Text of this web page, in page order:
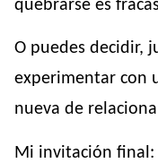
quebrarse es
O puedes decidir,
experimentar con
nueva de
Mi invitación final: